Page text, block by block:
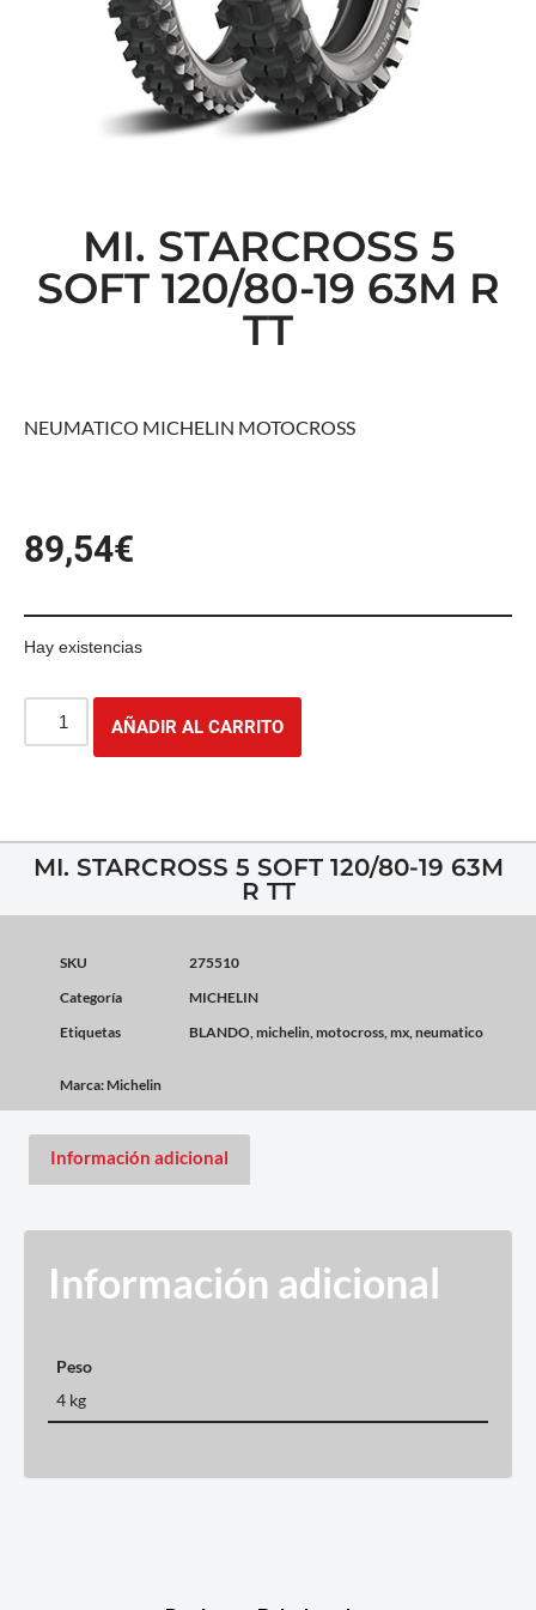
MI. STARCROSS 5
SOFT 120/80-19 63M R
TT
NEUMATICO MICHELIN MOTOCROSS
89,54€
Hay existencias
AÑADIR AL CARRITO
MI. STARCROSS 5 SOFT 120/80-19 63M
R TT
SKU
275510
Categoría
MICHELIN
Etiquetas
BLANDO michelin motocross mx neumatico
Marca: Michelin
Información adicional
Información adicional
Peso
4 kg